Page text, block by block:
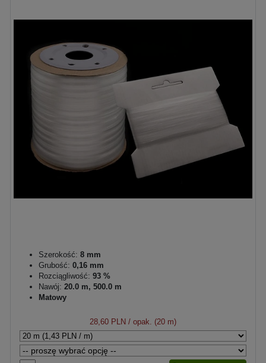
Szerokość: 8 mm
Grubość: 0,16 mm
Rozciągliwość: 93 %
Nawój: 20.0 m, 500.0 m
Matowy
28,60 PLN / opak. (20 m)